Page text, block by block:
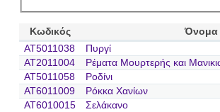
Κωδικός
Όνομα
AT5011038
Πυργί
AT2011004
Ρέματα Μουρτερής και
AT5011058
Ροδίνι
AT6011009
Ρόκκα Χανίων
AT6010015
Σελάκανο